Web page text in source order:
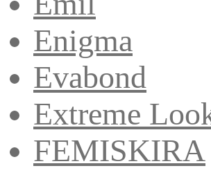
Enigma
Evabond
Extreme
FEMISKIRA